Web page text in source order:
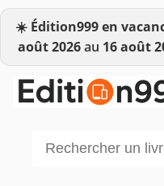
☀️ Édition999 en
août 2026au 16 août